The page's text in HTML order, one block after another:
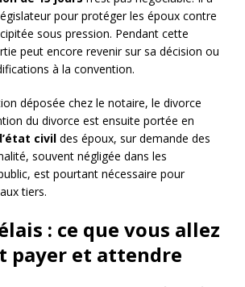
pour protéger les époux contre
sous pression. Pendant cette
peut encore revenir sur sa décision ou
à la convention.
déposée chez le notaire, le divorce
du divorce est ensuite portée en
civil des époux, sur demande des
souvent négligée dans les
est pourtant nécessaire pour
tiers.
: ce que vous allez
payer et attendre